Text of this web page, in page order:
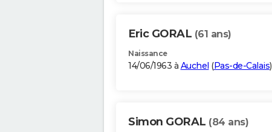
Eric GORAL (61 ans)
Naissance
14/06/1963 à Auchel (Pas-de-Calais)
Simon GORAL (84 ans)